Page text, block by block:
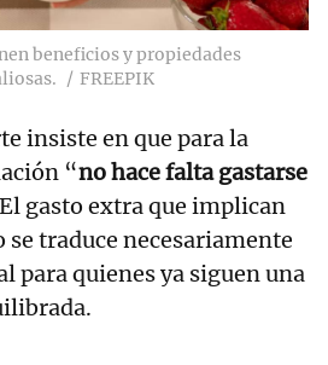
beneficios y propiedades
FREEPIK
insiste en que para la
“no hace falta gastarse
gasto extra que implican
se traduce necesariamente
para quienes ya siguen una